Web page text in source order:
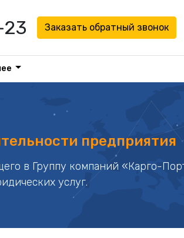
23 Заказать обратный звонок
предприятия
в Группу компаний «Карго-
услуг.